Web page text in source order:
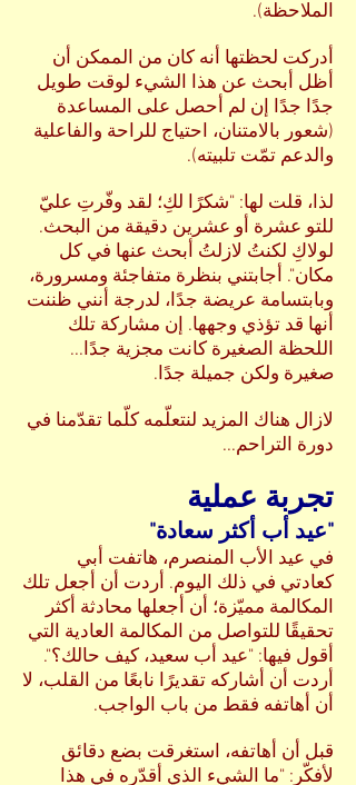
الملاحظة).
أدركت لحظتها أنه كان من الممكن أن
أظل أبحث عن هذا الشيء لوقت طويل
جدًا جدًا إن لم أحصل على المساعدة
(شعور بالامتنان، احتياج للراحة والفاعلية
والدعم تمّت تلبيته).
لذا، قلت لها: "شكرًا لكِ؛ لقد وفّرتِ عليّ
للتو عشرة أو عشرين دقيقة من البحث.
لولاكِ لكنتُ لازلتُ أبحث عنها في كل
مكان". أجابتني بنظرة متفاجئة ومسرورة،
وبابتسامة عريضة جدًا، لدرجة أنني ظننت
أنها قد تؤذي وجهها. إن مشاركة تلك
اللحظة الصغيرة كانت مجزية جدًا...
صغيرة ولكن جميلة جدًا.
لازال هناك المزيد لنتعلّمه كلّما تقدّمنا في
دورة التراحم...
تجربة عملية
"عيد أب أكثر سعادة"
في عيد الأب المنصرم، هاتفت أبي
كعادتي في ذلك اليوم. أردت أن أجعل تلك
المكالمة مميّزة؛ أن أجعلها محادثة أكثر
تحقيقًا للتواصل من المكالمة العادية التي
أقول فيها: "عيد أب سعيد، كيف حالك؟".
أردت أن أشاركه تقديرًا نابعًا من القلب، لا
أن أهاتفه فقط من باب الواجب.
قبل أن أهاتفه، استغرقت بضع دقائق
لأفكّر: "ما الشيء الذي أقدّره في هذا